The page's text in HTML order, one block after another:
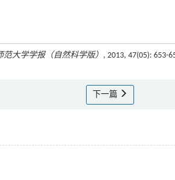
范大学学报（自然科学版） , 2013, 47(05): 653-
下一篇